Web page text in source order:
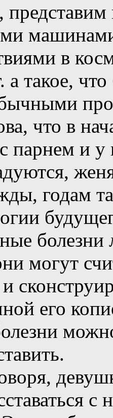
в
а такое,
что в
парнем и
годам
могут
его
с